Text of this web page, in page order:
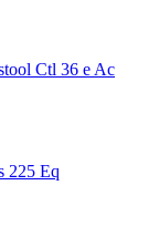
Ctl 36 e Ac
225 Eq